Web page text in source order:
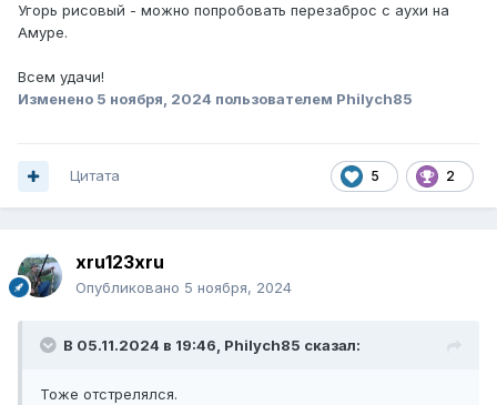
Угорь рисовый - можно попробовать перезаброс с аухи на
Амуре.
Всем удачи!
Изменено 5 ноября, 2024 пользователем Philych85
5 2
Цитата
xru123xru
Опубликовано 5 ноября, 2024
В 05.11.2024 в 19:46, Philych85 сказал:
Тоже отстрелялся.